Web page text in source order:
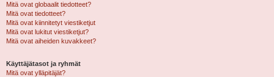
Mitä ovat globaalit tiedotteet?
Mitä ovat tiedotteet?
Mitä ovat kiinnitetyt viestiketjut
Mitä ovat lukitut viestiketjut?
Mitä ovat aiheiden kuvakkeet?
Käyttäjätasot ja ryhmät
Mitä ovat ylläpitäjät?